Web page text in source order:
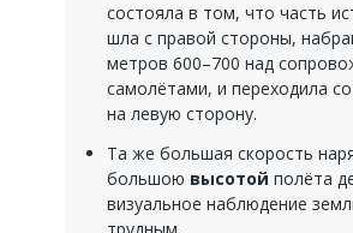
состояла в том, что часть
шла с правой стороны,
метров 600–700 над
самолётами, и переходила
на левую сторону.
Та же большая скорость
большою высотой полёта
визуальное наблюдение